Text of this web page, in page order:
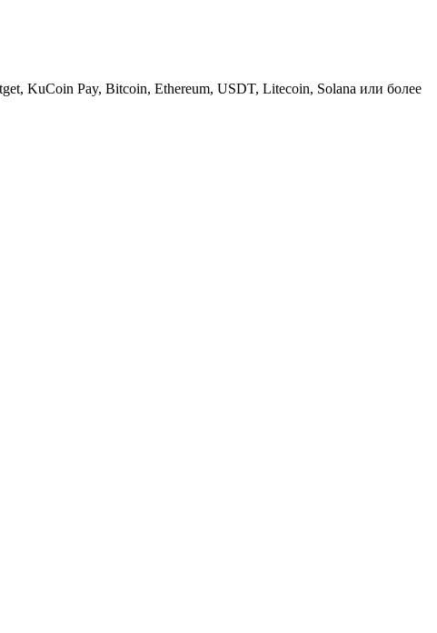
KuCoin Pay, Bitcoin, Ethereum, USDT, Litecoin, Solana или более